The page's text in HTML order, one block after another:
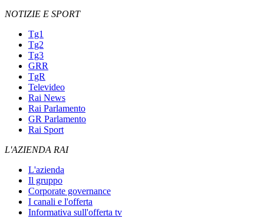
NOTIZIE E SPORT
Tg1
Tg2
Tg3
GRR
TgR
Televideo
Rai News
Rai Parlamento
GR Parlamento
Rai Sport
L'AZIENDA RAI
L'azienda
Il gruppo
Corporate governance
I canali e l'offerta
Informativa sull'offerta tv